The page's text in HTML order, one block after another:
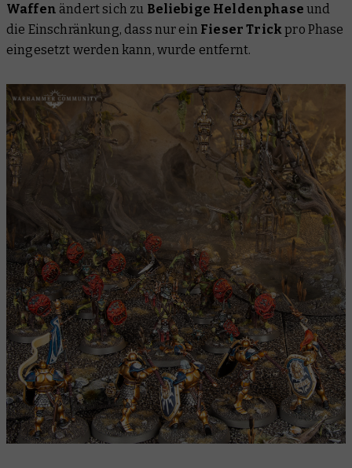
Waffen ändert sich zu Beliebige Heldenphase und
die Einschränkung, dass nur ein Fieser Trickpro Phase
eingesetzt werden kann, wurde entfernt.